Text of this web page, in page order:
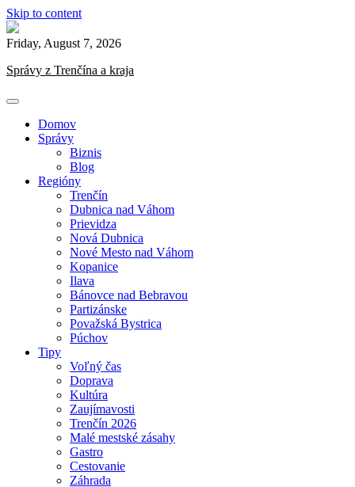
Skip to content
Friday, August 7, 2026
Správy z Trenčína a kraja
Domov
Správy
Biznis
Blog
Regióny
Trenčín
Dubnica nad Váhom
Prievidza
Nová Dubnica
Nové Mesto nad Váhom
Kopanice
Ilava
Bánovce nad Bebravou
Partizánske
Považská Bystrica
Púchov
Tipy
Voľný čas
Doprava
Kultúra
Zaujímavosti
Trenčín 2026
Malé mestské zásahy
Gastro
Cestovanie
Záhrada